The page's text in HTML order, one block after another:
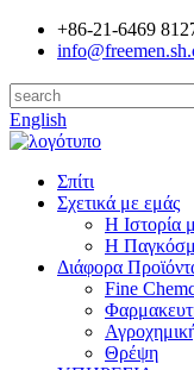
+86-21-6469
English
Σπίτι
Σχετικά με εμάς
Η Ιστορία
Η
Διάφορα
Fine
Θρέψη